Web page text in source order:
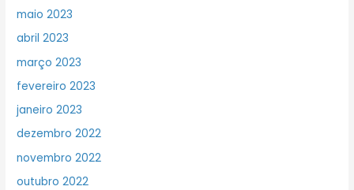
maio 2023
abril 2023
março 2023
fevereiro 2023
janeiro 2023
dezembro 2022
novembro 2022
outubro 2022